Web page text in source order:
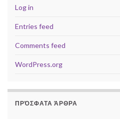
Log in
Entries feed
Comments feed
WordPress.org
ΠΡΌΣΦΑΤΑ ΆΡΘΡΑ